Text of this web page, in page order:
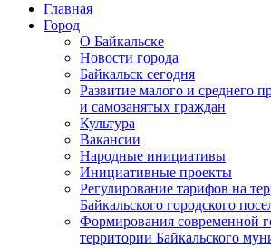
Главная
Город
О Байкальске
Новости города
Байкальск сегодня
Развитие малого и среднего
и самозанятых граждан
Культура
Вакансии
Народные инициативы
Инициативные проекты
Регулирование тарифов на
Байкальского городского
Формирования современной
территории Байкальского